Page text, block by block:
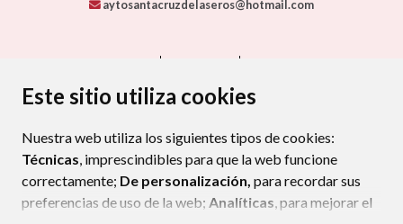
Este sitio utiliza cookies
Nuestra web utiliza los siguientes tipos de cookies:
Técnicas, imprescindibles para que la web funcione
correctamente; De personalización, para recordar sus
preferencias de uso de la web; Analíticas, para mejorar el
aytosantacruzdelaseros@hotmail.com
PROTECCIÓN DE DATOS
POLÍTICA DE COOKIES